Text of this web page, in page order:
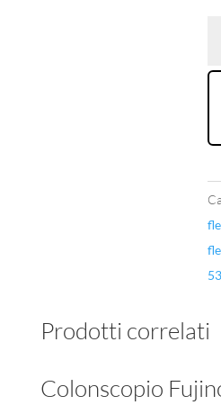
Prodotti correlati
Colonscopio